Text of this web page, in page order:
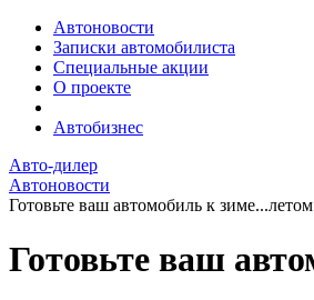
Автоновости
Записки автомобилиста
Специальные акции
О проекте
Автобизнес
Авто-дилер
Автоновости
Готовьте ваш автомобиль к
Готовьте ваш